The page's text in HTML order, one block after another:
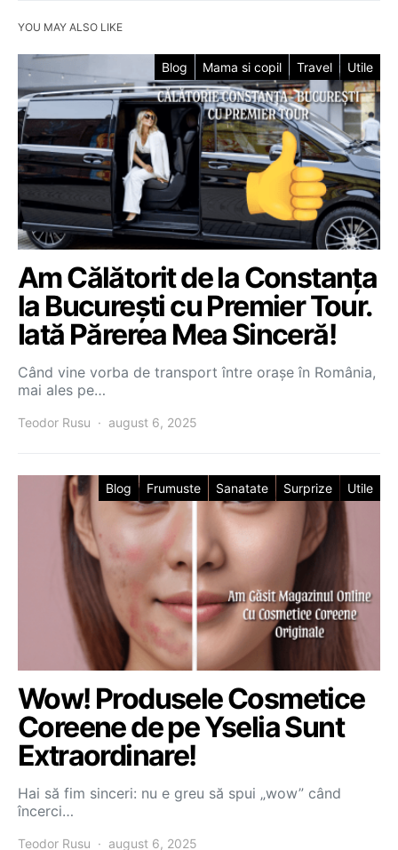
YOU MAY ALSO LIKE
Blog Mama si copil Travel Utile
Am Călătorit de la Constanța
la București cu Premier Tour.
Iată Părerea Mea Sinceră!
Când vine vorba de transport între orașe în România,
mai ales pe…
Teodor Rusu august 6, 2025
Blog Frumuste Sanatate Surprize Utile
Wow! Produsele Cosmetice
Coreene de pe Yselia Sunt
Extraordinare!
Hai să fim sinceri: nu e greu să spui „wow” când
încerci…
Teodor Rusu august 6, 2025